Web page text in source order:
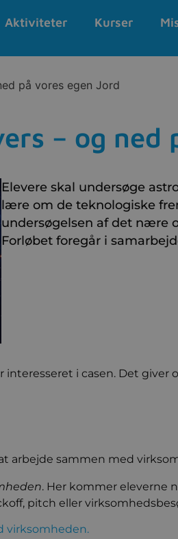
Aktiviteter Kurser
på vores egen Jord
– og ned
Elevere skal undersøge
lære om de teknologiske
undersøgelsen af det nære
Forløbet foregår i
interesseret i casen. Det giver
arbejde sammen med
. Her kommer eleverne
pitch eller
virksomheden.